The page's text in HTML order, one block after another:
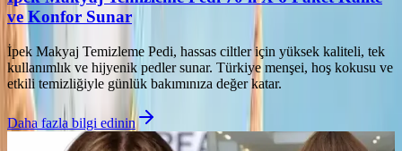
ve Konfor Sunar
İpek Makyaj Temizleme Pedi, hassas ciltler için yüksek kaliteli, tek
kullanımlık ve hijyenik pedler sunar. Türkiye menşei, hoş kokusu ve
etkili temizliğiyle günlük bakımınıza değer katar.
Daha fazla bilgi edinin